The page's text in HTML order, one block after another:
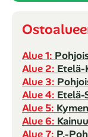
Alue 1:
Alue 2: Etelä-
Alue 3:
Alue 4: Etelä-
Alue 5:
Alue 6:
Alue 7: P.-